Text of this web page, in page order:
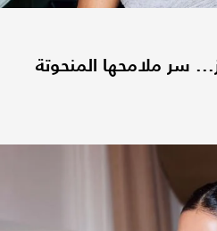
سر ملامحها المنحوتة